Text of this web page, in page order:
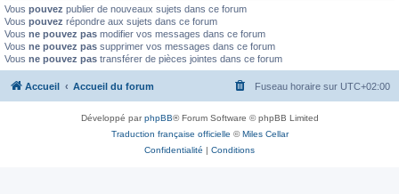
Vous pouvez publier de nouveaux sujets dans ce forum
Vous pouvez répondre aux sujets dans ce forum
Vous ne pouvez pas modifier vos messages dans ce forum
Vous ne pouvez pas supprimer vos messages dans ce forum
Vous ne pouvez pas transférer de pièces jointes dans ce forum
Accueil Accueil du forum Fuseau horaire sur UTC+02:00
Développé parphpBB® Forum Software © phpBB Limited
Traduction française officielle ©Miles Cellar
Confidentialité | Conditions